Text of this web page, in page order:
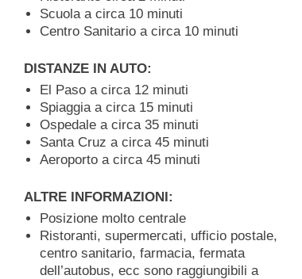
Scuola a circa 10 minuti
Centro Sanitario a circa 10 minuti
DISTANZE IN AUTO:
El Paso a circa 12 minuti
Spiaggia a circa 15 minuti
Ospedale a circa 35 minuti
Santa Cruz a circa 45 minuti
Aeroporto a circa 45 minuti
ALTRE INFORMAZIONI:
Posizione molto centrale
Ristoranti, supermercati, ufficio postale,
centro sanitario, farmacia, fermata
dell’autobus, ecc sono raggiungibili a